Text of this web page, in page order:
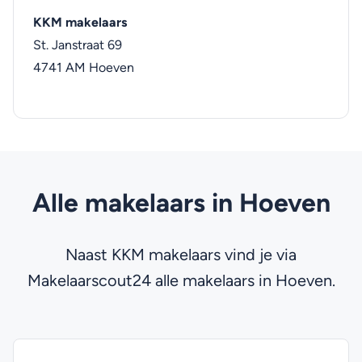
KKM makelaars
St. Janstraat 69
4741 AM Hoeven
Alle makelaars in Hoeven
Naast KKM makelaars vind je via
Makelaarscout24 alle makelaars in Hoeven.